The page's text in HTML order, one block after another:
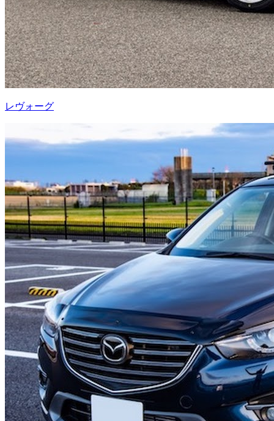
レヴォーグ